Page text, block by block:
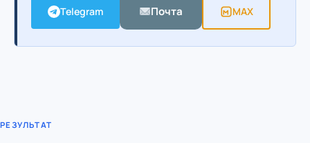
Telegram Почта MAX
РЕЗУЛЬТАТ